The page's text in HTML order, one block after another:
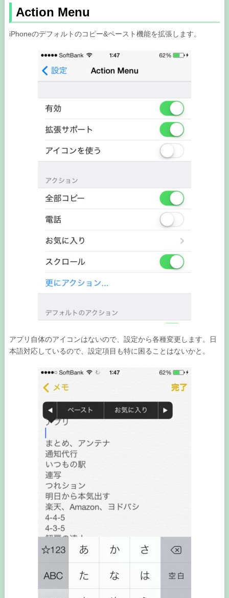
Action Menu
iPhoneのデフォルトのコピー&ペースト機能を拡張します。
アプリ自体のアイコンはないので、設定から各種変更します。日
本語対応しているので、設定項目も特に困ることはないかと。